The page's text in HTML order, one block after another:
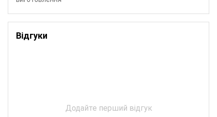
Відгуки
Додайте перший відгук